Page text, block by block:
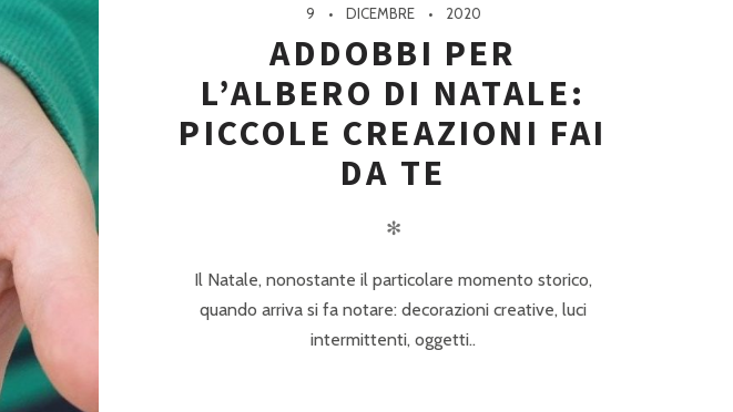
9 DICEMBRE 2020
ADDOBBI PER
L’ALBERO DI NATALE:
PICCOLE CREAZIONI FAI
DA TE
✻
Il Natale, nonostante il particolare momento storico,
quando arriva si fa notare: decorazioni creative, luci
intermittenti, oggetti..